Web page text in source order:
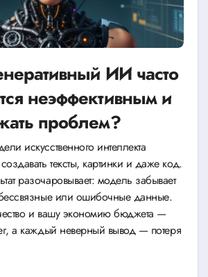
ИИ часто
неэффективным и
проблем?
тексты, картинки и даже код.
разочаровывает: модель забывает
бессвязные или ошибочные данные.
и вашу экономию бюджета —
а каждый неверный вывод — потеря